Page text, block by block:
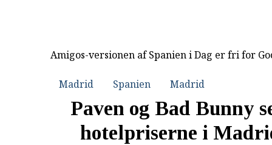
Amigos-versionen af Spanien i Dag er fri for
Madrid Spanien Madrid
Paven og Bad Bunny
hotelpriserne i